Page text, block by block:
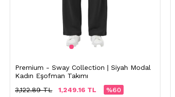
Premium - Sway Collection | Siyah Modal
Kadın Eşofman Takımı
%60
1,249.16 TL
3,122.89 TL